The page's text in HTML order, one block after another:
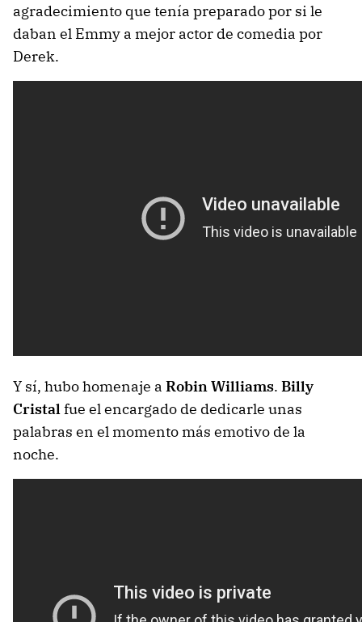
agradecimiento que tenía preparado por si le
daban el Emmy a mejor actor de comedia por
Derek.
Y sí, hubo homenaje a Robin Williams. Billy
Cristalfue el encargado de dedicarle unas
palabras en el momento más emotivo de la
noche.